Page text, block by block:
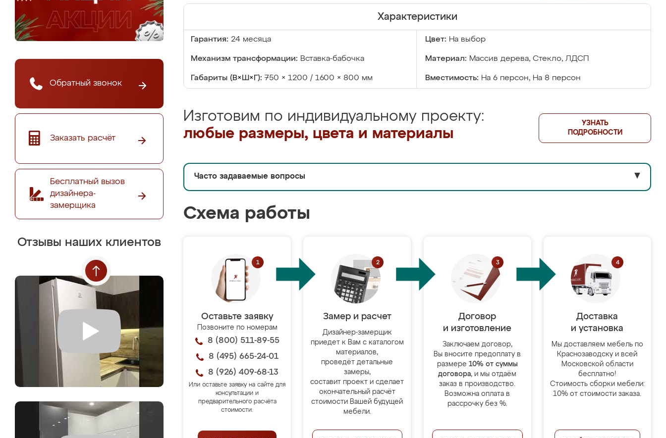
Обратный звонок
Заказать расчёт
Бесплатный вызов
дизайнера-
замерщика
Отзывы наших клиентов
Характеристики
Гарантия: 24 месяца Цвет: На выбор
Механизм трансформации: Вставка-бабочка Материал: Массив дерева, Стекло, ЛДСП
Габариты (В×Ш×Г): 750 × 1200 / 1600 × 800 мм Вместимость: На 6 персон, На 8 персон
Изготовим по индивидуальному проекту:
любые размеры, цвета и материалы
УЗНАТЬ
ПОДРОБНОСТИ
Часто задаваемые вопросы ▼
Схема работы
Оставьте заявку
Позвоните по номерам
8 (800) 511-89-55
8 (495) 665-24-01
8 (926) 409-68-13
Или оставьте заявку на сайте для
консультации и
предварительного расчёта
стоимости.
Замер и расчет
Дизайнер-замерщик
приедет к Вам с каталогом
материалов,
проведёт детальные
замеры,
составит проект и сделает
окончательный расчёт
стоимости Вашей будущей
мебели.
Договор
и изготовление
Заключаем договор,
Вы вносите предоплату в
размере 10% от суммы
договора, и мы отдаём
заказ в производство.
Возможна оплата в
рассрочку без %.
Доставка
и установка
Мы доставляем мебель по
Краснозаводску и всей
Московской области
бесплатно!
Стоимость сборки мебели:
10% от стоимости заказа.